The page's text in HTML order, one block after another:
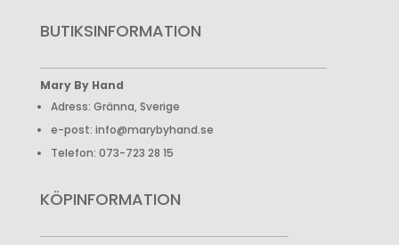
BUTIKSINFORMATION
Mary By Hand
Adress: Gränna, Sverige
e-post: info@marybyhand.se
Telefon: 073-723 28 15
KÖPINFORMATION